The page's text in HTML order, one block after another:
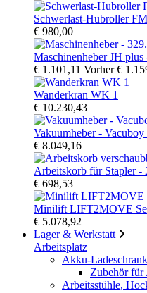
Schwerlast-Hubroller
€ 980,00
Maschinenheber JH
€ 1.101,11 Vorher€
Wanderkran WK 1
€ 10.230,43
Vakuumheber -
€ 8.049,16
Arbeitskorb für Stapler -
€ 698,53
Minilift LIFT2MOVE
€ 5.078,92
Lager & Werkstatt
Arbeitsplatz
Akku-Ladeschrank
Zubehör für
Arbeitsstühle,